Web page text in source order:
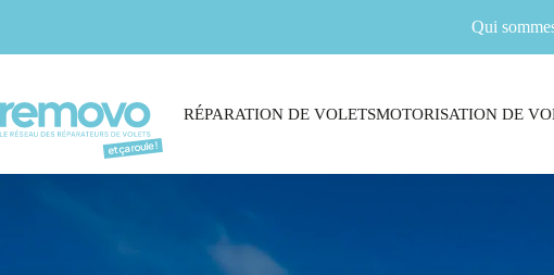
Qui
RÉPARATION DE VOLETSMOTORISATION DE